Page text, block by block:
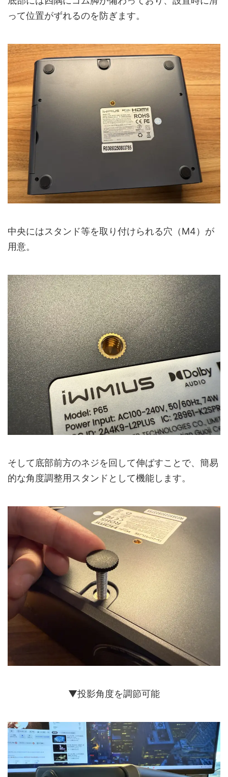
って位置がずれるのを防ぎます。
中央にはスタンド等を取り付けられる穴（M4）が
用意。
そして底部前方のネジを回して伸ばすことで、簡易
的な角度調整用スタンドとして機能します。
▼投影角度を調節可能